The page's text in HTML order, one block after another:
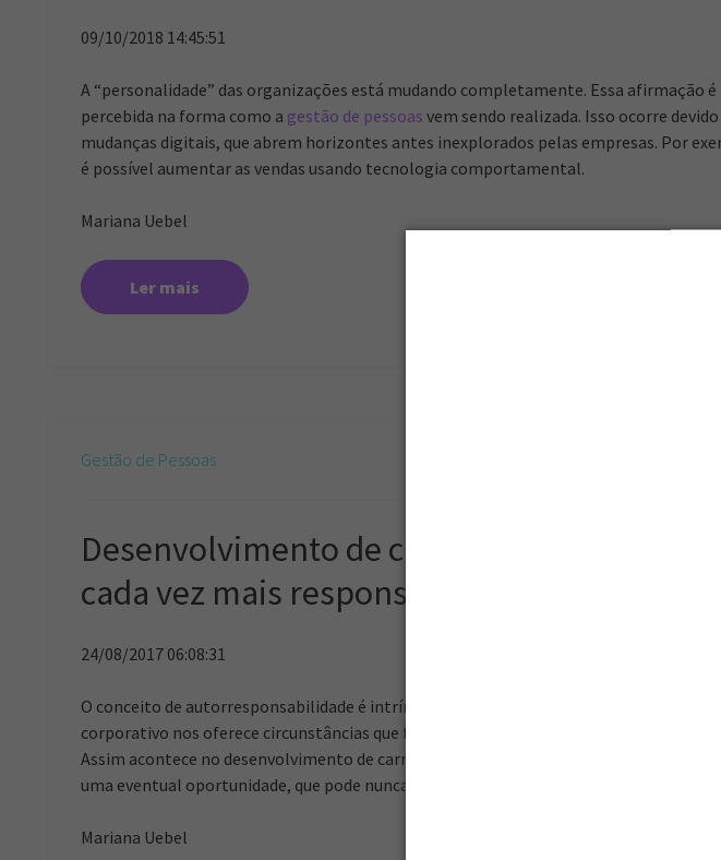
09/10/2018 14:45:51
A “personalidade” das organizações está mudando completamente. Essa afirmação é
percebida na forma como a gestão de pessoas vem sendo realizada. Isso ocorre devido
mudanças digitais, que abrem horizontes antes inexplorados pelas empresas. Por
é possível aumentar as vendas usando tecnologia comportamental.
Mariana Uebel
Ler mais
Gestão de Pessoas
Desenvolvimento de carreira: por que você é
cada vez mais responsável pela sua?
24/08/2017 06:08:31
O conceito de autorresponsabilidade é intrínseco ao ser humano, porém, o ambiente
corporativo nos oferece circunstâncias que funcionam como justificativas para
Assim acontece no desenvolvimento de carreira. Pensamos que nosso sucesso habita
uma eventual oportunidade, que pode nunca aparecer.
Mariana Uebel